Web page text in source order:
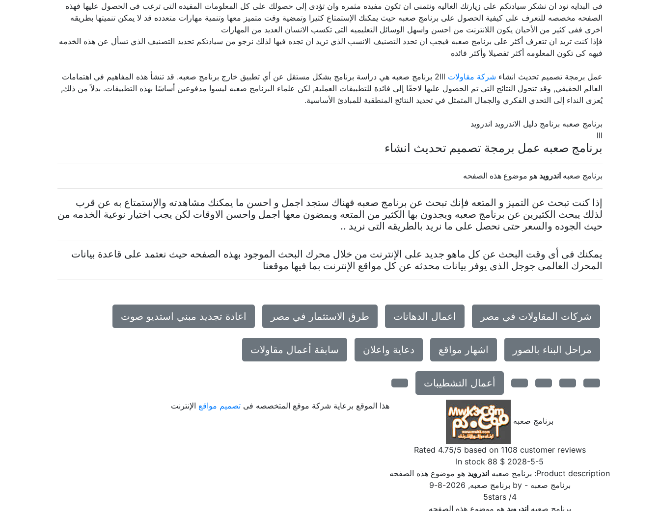
فى البدايه نود ان نشكر سيادتكم على زيارتك الغاليه ونتمنى ان تكون مفيده مثمره وان تؤدى إلى حصولك على كل المعلومات المفيده التى ترغب فى الحصول عليها فهذه
الصفحه مخصصه للتعرف على كيفية الحصول على برنامج صعبه حيث يمكنك الإستمتاع كثيرا وتمضية وقت متميز معها وتنمية مهارات متعدده قد لا يمكن تنميتها بطريقه
اخرى ففى كثير من الأحيان يكون اللانترنت من احسن واسهل الوسائل التعليميه التى تكسب الانسان العديد من المهارات
فإذا كنت تريد ان تتعرف أكثر على برنامج صعبه فيجب ان تحدد التصنيف الانسب الذي تريد ان تجده فيها لذلك نرجو من سيادتكم تحديد التصنيف الذي تسأل عن هذه الخدمه
فيهه كى تكون المعلومه أكثر تفصيلا وأكثر فائده
عمل برمجة تصميم تحديث انشاء شركة مقاولات
2lll برنامج صعبه هي دراسة برنامج بشكل مستقل عن أي تطبيق خارج برنامج صعبه. قد تنشأ هذه المفاهيم في اهتمامات
العالم الحقيقي, وقد تتحول النتائج التي تم الحصول عليها لاحقًا إلى فائدة للتطبيقات العملية, لكن علماء البرنامج صعبه ليسوا مدفوعين أساسًا بهذه التطبيقات. بدلاً من ذلك,
يُعزى النداء إلى التحدي الفكري والجمال المتمثل في تحديد النتائج المنطقية للمبادئ الأساسية.
برنامج صعبه برنامج دليل الاندرويد اندرويد
lll
برنامج صعبه عمل برمجة تصميم تحديث انشاء
برنامج صعبه اندرويد هو موضوع هذه الصفحه
إذا كنت تبحث عن التميز و المتعه فإنك تبحث عن برنامج صعبه فهناك ستجد اجمل و احسن ما يمكنك مشاهدته والإستمتاع به عن قرب
لذلك يبحث الكثيرين عن برنامج صعبه ويجدون بها الكثير من المتعه ويمضون معها اجمل واحسن الاوقات لكن يجب اختيار نوعية الخدمه من
حيث الجوده والسعر حتى نحصل على ما نريد بالطريقه التى نريد ..
يمكنك فى أى وقت البحث عن كل ماهو جديد على الإنترنت من خلال محرك البحث الموجود بهذه الصفحه حيث نعتمد على قاعدة بيانات
المحرك العالمى جوجل الذى يوفر بيانات محدثه عن كل مواقع الإنترنت بما فيها موقعنا
شركات المقاولات في مصر اعمال الدهانات طرق الاستثمار في مصر اعادة تجديد مبني استديو صوت
مراحل البناء بالصور اشهار مواقع دعاية واعلان سابقة أعمال مقاولات
أعمال التشطيبات
برنامج صعبه
Rated 4.75/5 based on 1108 customer reviews
2028-5-5
$
88
In stock
Product description: برنامج صعبه اندرويد هو موضوع هذه الصفحه
برنامج صعبه - by برنامج صعبه,
2026-8-9
4
/
5stars
برنامج صعبهاندرويد هو موضوع هذه الصفحه
هذا الموقع برعاية شركة موقع المتخصصه فى تصميم مواقع الإنترنت